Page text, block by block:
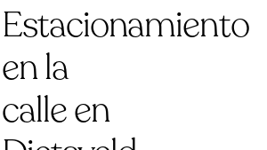
Estacionamiento
en la
calle en